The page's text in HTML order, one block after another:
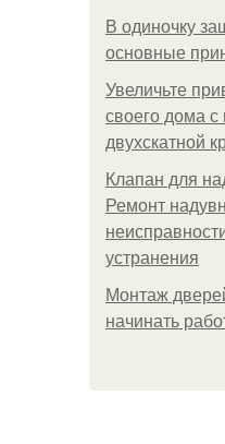
В одиночку
основные
Увеличьте
своего дома
двухскатной
Клапан для
Ремонт
устранения
Монтаж
начинать